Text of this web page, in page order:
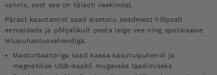
vannis, sest see on täiesti veekindel.
Pärast kasutamist saad sisetoru seadmest hõlpsalt
eemaldada ja põhjalikult pesta leige vee ning spetsiaalse
lelupuhastusvahendiga.
Masturbaatoriga saad kaasa kasutusjuhendi ja
magnetilise USB-kaabli mugavaks laadimiseks